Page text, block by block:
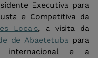
Executiva para
e Competitiva da
Locais
de Abaetetuba para
internacional e a